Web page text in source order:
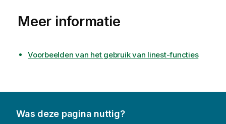
Meer informatie
Voorbeelden van het gebruik van linest-functies
Was deze pagina nuttig?